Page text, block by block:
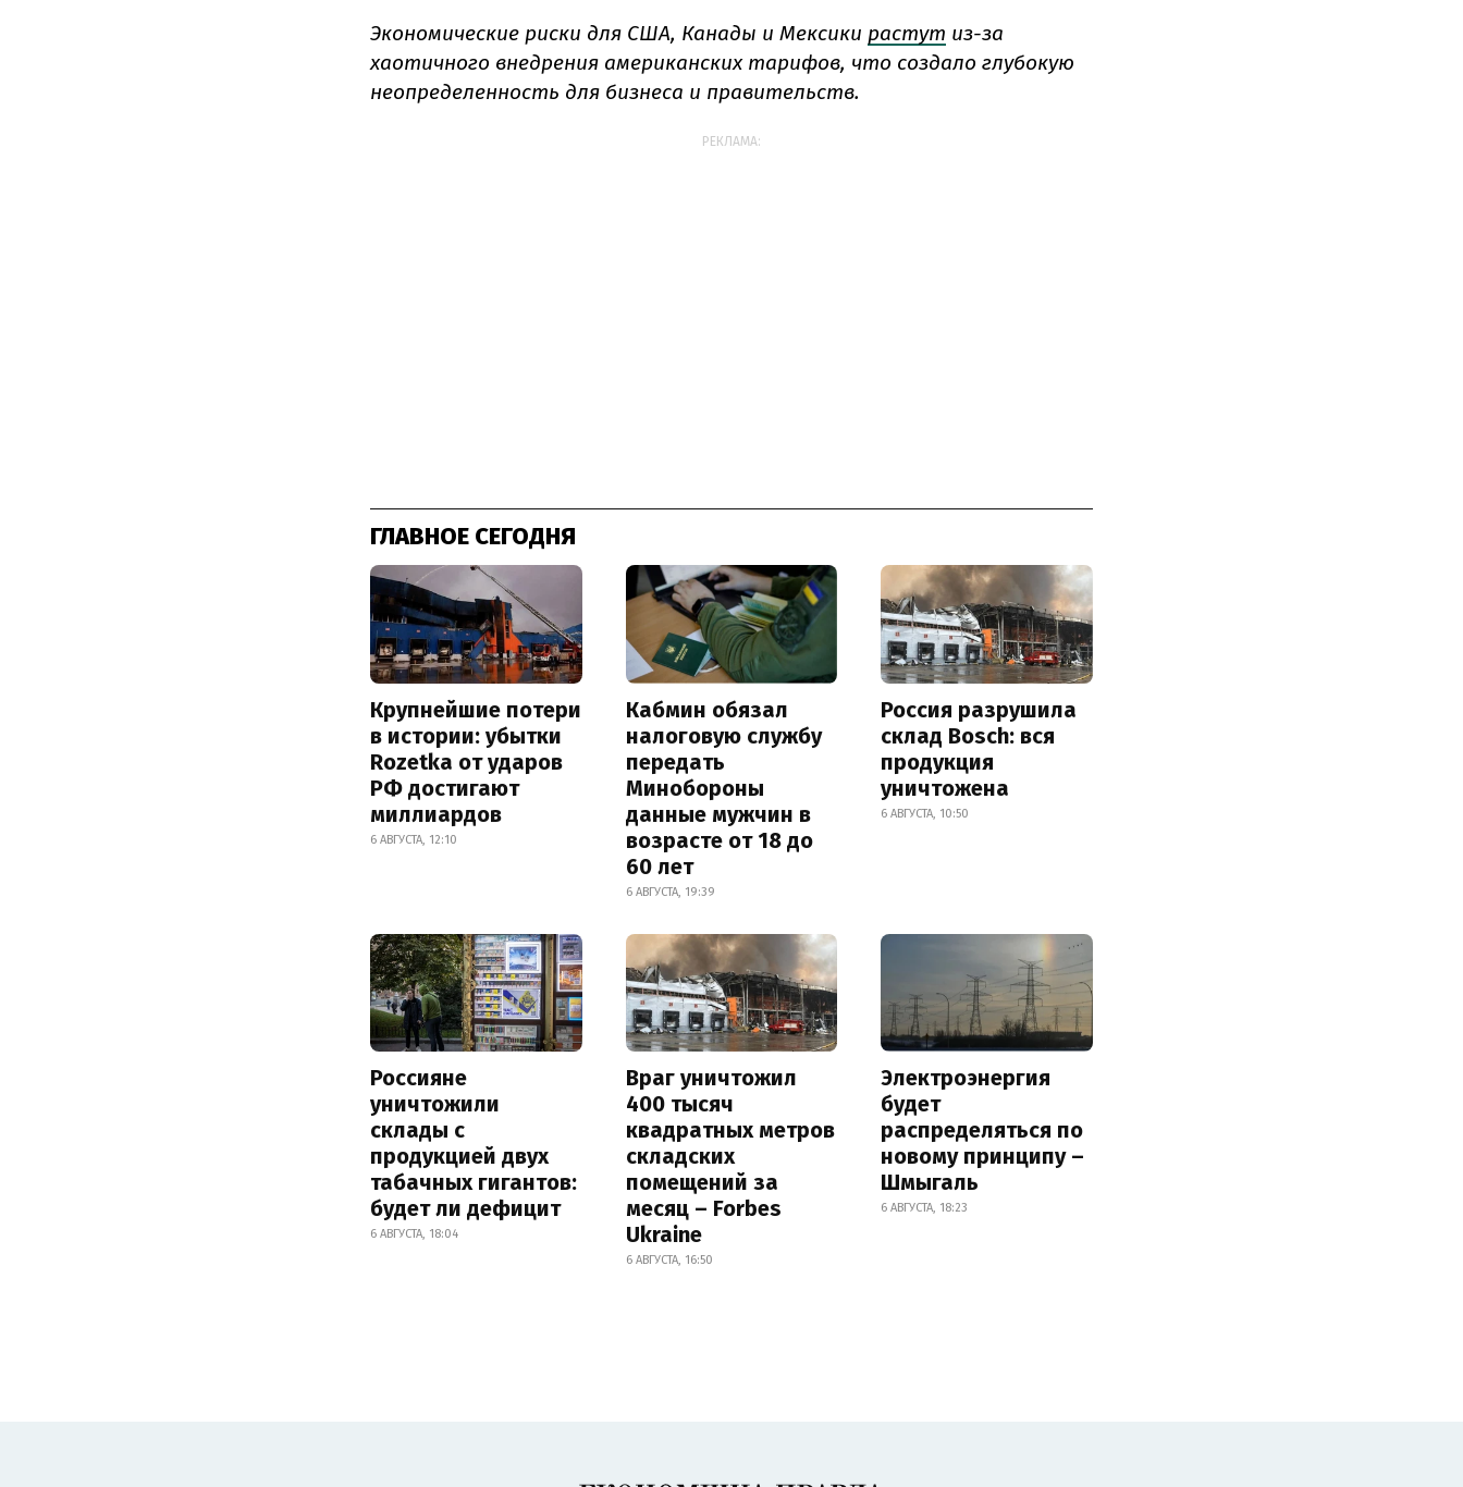
Экономические риски для США, Канады и Мексики растут из-за
хаотичного внедрения американских тарифов, что создало глубокую
неопределенность для бизнеса и правительств.
РЕКЛАМА:
ГЛАВНОЕ СЕГОДНЯ
Крупнейшие потери
в истории: убытки
Rozetka от ударов
РФ достигают
миллиардов
6 АВГУСТА, 12:10
Кабмин обязал
налоговую службу
передать
Минобороны
данные мужчин в
возрасте от 18 до
60 лет
6 АВГУСТА, 19:39
Россия разрушила
склад Bosch: вся
продукция
уничтожена
6 АВГУСТА, 10:50
Россияне
уничтожили
склады с
продукцией двух
табачных гигантов:
будет ли дефицит
6 АВГУСТА, 18:04
Враг уничтожил
400 тысяч
квадратных метров
складских
помещений за
месяц – Forbes
Ukraine
6 АВГУСТА, 16:50
Электроэнергия
будет
распределяться по
новому принципу –
Шмыгаль
6 АВГУСТА, 18:23